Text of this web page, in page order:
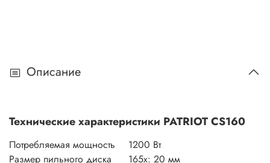
Описание
Технические характеристики PATRIOT CS160
Потребляемая мощность
1200 Вт
Размер пильного диска
165х: 20 мм